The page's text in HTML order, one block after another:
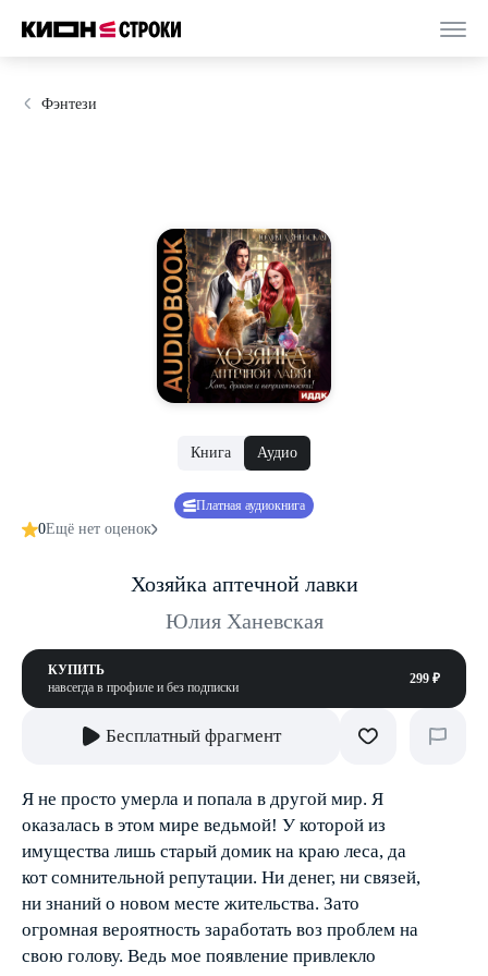
Фэнтези
Книга Аудио
Платная аудиокнига
0Ещё нет оценок
Хозяйка аптечной лавки
Юлия Ханевская
КУПИТЬ
навсегда в профиле и без подписки
299 ₽
Бесплатный фрагмент
Я не просто умерла и попала в другой мир. Я
оказалась в этом мире ведьмой! У которой из
имущества лишь старый домик на краю леса, да
кот сомнительной репутации. Ни денег, ни связей,
ни знаний о новом месте жительства. Зато
огромная вероятность заработать воз проблем на
свою голову. Ведь мое появление привлекло